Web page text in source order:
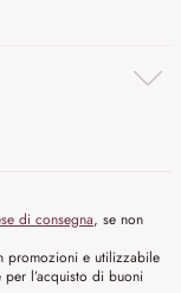
di consegna, se non
promozioni e utilizzabile
l’acquisto di buoni